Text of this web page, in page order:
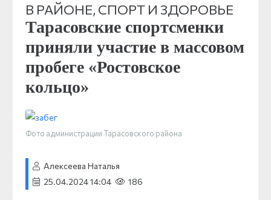
В РАЙОНЕ, СПОРТ И ЗДОРОВЬЕ
Тарасовские спортсменки
приняли участие в массовом
пробеге «Ростовское
кольцо»
Фото администрации Тарасовского района
Алексеева Наталья
25.04.2024 14:04
186